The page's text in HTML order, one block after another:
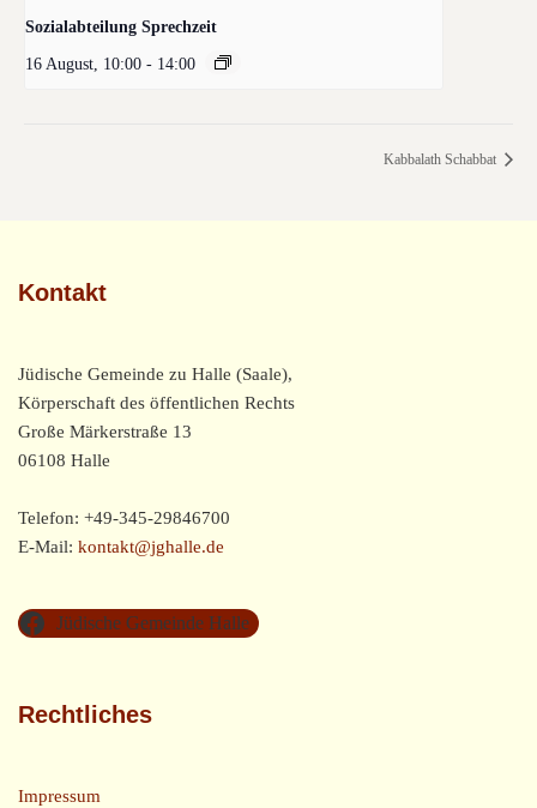
Sozialabteilung Sprechzeit
16 August, 10:00 - 14:00
Kabbalath Schabbat
Kontakt
Jüdische Gemeinde zu Halle (Saale),
Körperschaft des öffentlichen Rechts
Große Märkerstraße 13
06108 Halle
Telefon: +49-345-29846700
E-Mail: kontakt@jghalle.de
Jüdische Gemeinde Halle
Rechtliches
Impressum